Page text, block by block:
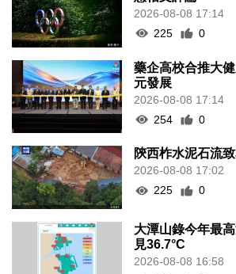
2026-08-08 17:14
225
0
藥企高校合推大
元發展
2026-08-08 17:14
254
0
陝西柞水泥石流
2026-08-08 17:02
225
0
大潭山錄今年最
見36.7°C
2026-08-08 16:58